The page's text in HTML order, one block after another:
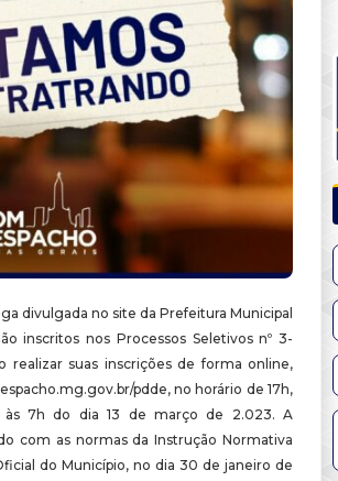
divulgada no site da Prefeitura Municipal
inscritos nos Processos Seletivos nº 3-
realizar suas inscrições de forma online,
pdde, no horário de 17h,
7h do dia 13 de março de 2.023. A
com as normas da Instrução Normativa
do Município, no dia 30 de janeiro de